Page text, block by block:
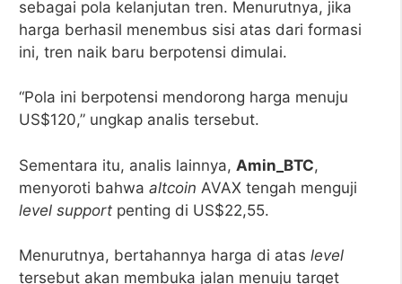
sebagai pola kelanjutan tren. Menurutnya, jika
harga berhasil menembus sisi atas dari formasi
ini, tren naik baru berpotensi dimulai.
“Pola ini berpotensi mendorong harga menuju
US$120,” ungkap analis tersebut.
Sementara itu, analis lainnya, Amin_BTC,
menyoroti bahwa altcoin AVAX tengah menguji
level support penting di US$22,55.
Menurutnya, bertahannya harga di atas level
tersebut akan membuka jalan menuju target